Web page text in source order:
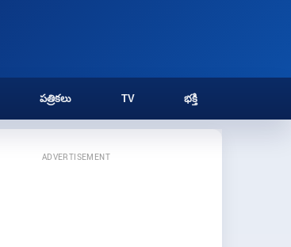
పత్రికలు TV భక్తి
ADVERTISEMENT